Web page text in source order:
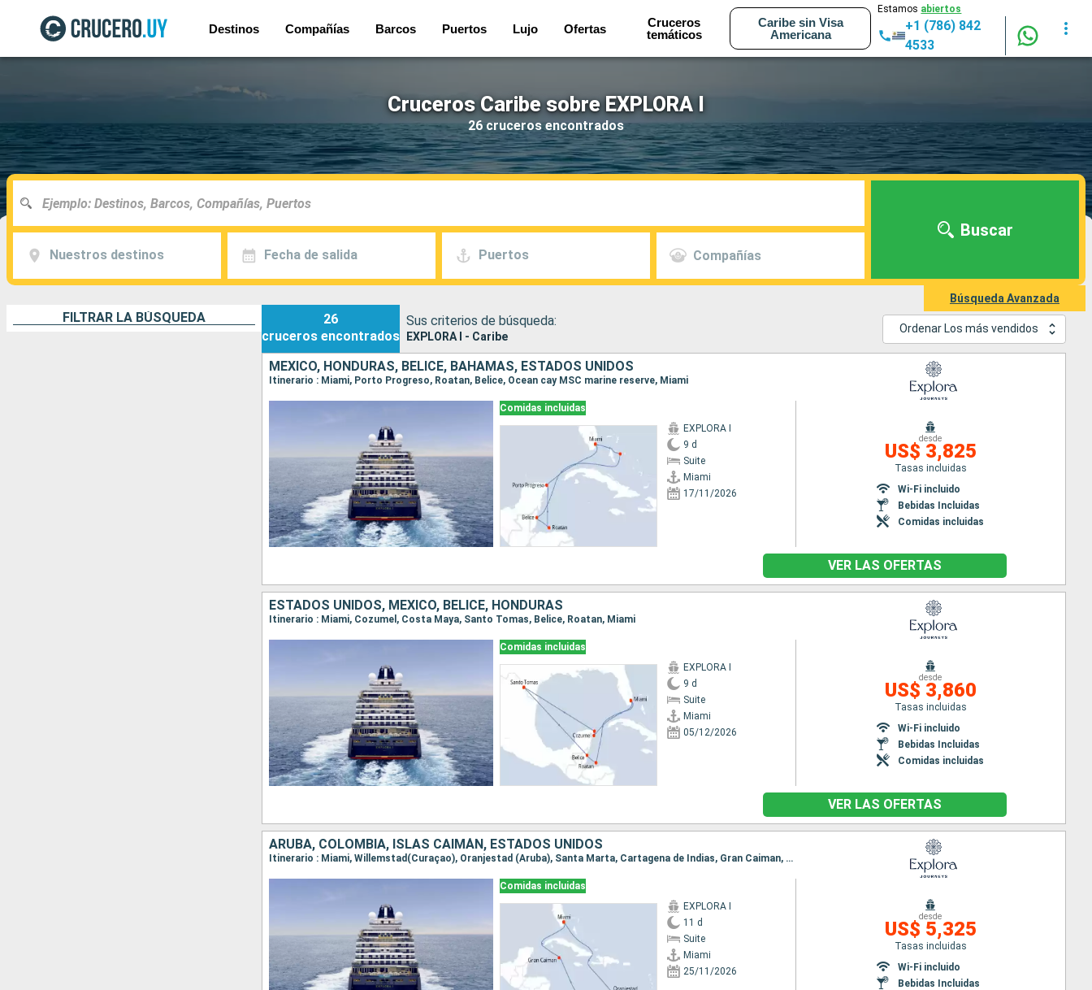
Destinos Compañías Barcos Puertos Lujo Ofertas
Cruceros
temáticos
Caribe sin Visa
Americana
Estamos abiertos
+1 (786) 842
4533
Cruceros Caribe sobre EXPLORA I
26 cruceros encontrados
Nuestros destinos Fecha de salida Puertos Compañías
Buscar
Búsqueda Avanzada
FILTRAR LA BÚSQUEDA
26
cruceros encontrados
Sus criterios de búsqueda:
EXPLORA I - Caribe
Ordenar Los más vendidos
MÉXICO, HONDURAS, BELICE, BAHAMAS, ESTADOS UNIDOS
Itinerario : Miami, Porto Progreso, Roatan, Belice, Ocean cay MSC marine reserve, Miami
Comidas incluidas
EXPLORA I
9 d
Suite
Miami
17/11/2026
desde
US$ 3,825
Tasas incluidas
Wi-Fi incluido
Bebidas Incluidas
Comidas incluidas
VER LAS OFERTAS
ESTADOS UNIDOS, MÉXICO, BELICE, HONDURAS
Itinerario : Miami, Cozumel, Costa Maya, Santo Tomas, Belice, Roatan, Miami
Comidas incluidas
EXPLORA I
9 d
Suite
Miami
05/12/2026
desde
US$ 3,860
Tasas incluidas
Wi-Fi incluido
Bebidas Incluidas
Comidas incluidas
VER LAS OFERTAS
ARUBA, COLOMBIA, ISLAS CAIMÁN, ESTADOS UNIDOS
Itinerario : Miami, Willemstad(Curaçao), Oranjestad (Aruba), Santa Marta, Cartagena de Indias, Gran Caiman, Miami
Comidas incluidas
EXPLORA I
11 d
Suite
Miami
25/11/2026
desde
US$ 5,325
Tasas incluidas
Wi-Fi incluido
Bebidas Incluidas